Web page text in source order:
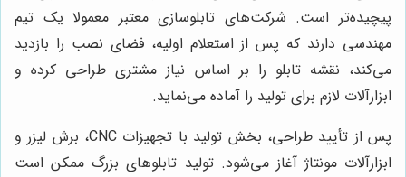
پیچیده‌تر است. شرکت‌های تابلوسازی معتبر معمولا یک تیم
مهندسی دارند که پس از استعلام اولیه، فضای نصب را بازدید
می‌کند، نقشه تابلو را بر اساس نیاز مشتری طراحی کرده و
ابزارآلات لازم برای تولید را آماده می‌نماید.
پس از تأیید طراحی، بخش تولید با تجهیزات CNC، برش لیزر و
ابزارآلات مونتاژ آغاز می‌شود. تولید تابلوهای بزرگ ممکن است